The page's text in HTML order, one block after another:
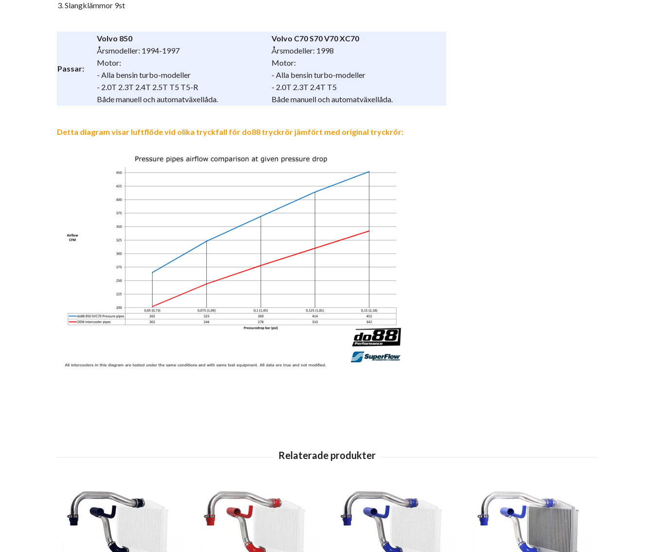
3. Slangklämmor 9st
Passar:
Volvo 850
Årsmodeller: 1994-1997
Motor:
- Alla bensin turbo-modeller
- 2.0T 2.3T 2.4T 2.5T T5 T5-R
Både manuell och automatväxellåda.
Volvo C70 S70 V70 XC70
Årsmodeller: 1998
Motor:
- Alla bensin turbo-modeller
- 2.0T 2.3T 2.4T T5
Både manuell och automatväxellåda.
Detta diagram visar luftflöde vid olika tryckfall för do88 tryckrör jämfört med original tryckrör: